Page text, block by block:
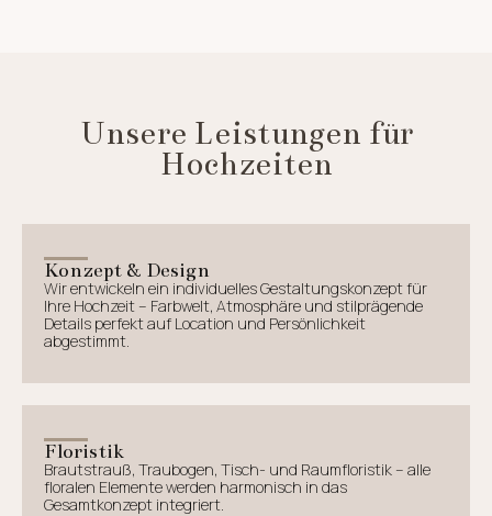
Unsere Leistungen für
Hochzeiten
Konzept & Design
Wir entwickeln ein individuelles Gestaltungskonzept für
Ihre Hochzeit – Farbwelt, Atmosphäre und stilprägende
Details perfekt auf Location und Persönlichkeit
abgestimmt.
Floristik
Brautstrauß, Traubogen, Tisch- und Raumfloristik – alle
floralen Elemente werden harmonisch in das
Gesamtkonzept integriert.